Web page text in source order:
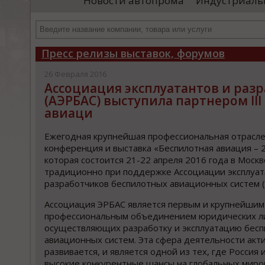
департамента продаж и контрактации
Пресс релизы выставок, форумов
26 Февраля 2016
Ассоциация эксплуатантов и
(АЭРБАС) выступила партнером
авиаци
Ежегодная крупнейшая профессиональная
конференция и выставка «Беспилотная авиация –
которая состоится 21-22 апреля 2016 года в
традиционно при поддержке Ассоциации
разработчиков беспилотных авиационных систем
Ассоциация ЭРБАС является первым и
профессиональным объединением юридических
осуществляющих разработку и эксплуатацию
авиационных систем. Эта сфера деятельности
развивается, и является одной из тех, где Россия